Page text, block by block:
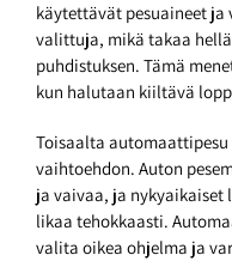
käytettävät pesuaineet
valittuja, mikä takaa
puhdistuksen. Tämä
kun halutaan kiiltävä
Toisaalta
vaihtoehdon. Auton
ja vaivaa, ja
likaa tehokkaasti.
valita oikea ohjelma ja